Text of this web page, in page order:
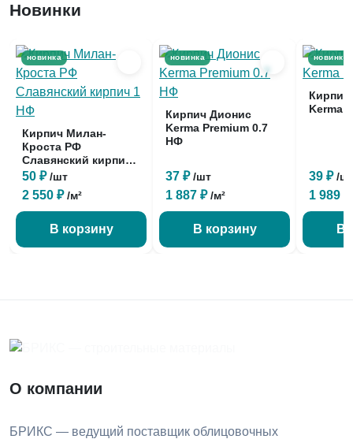
Новинки
Кирпич Милан-
Кроста РФ
Славянский кирпич
1 НФ
50 ₽/шт
2 550 ₽/м²
новинка
В корзину
Кирпич Дионис
Kerma Premium 0.7
НФ
37 ₽/шт
1 887 ₽/м²
новинка
В корзину
Kerma
39 ₽/
1 989 ₽
новинка
В
О компании
БРИКС — ведущий поставщик облицовочных